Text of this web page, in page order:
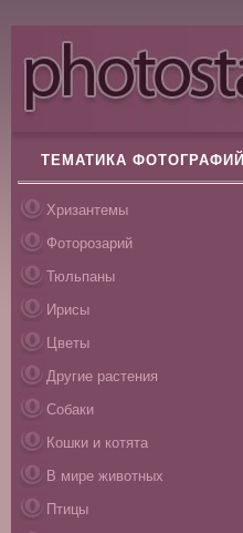
ТЕМАТИКА ФОТОГРАФИЙ
Хризантемы
Фоторозарий
Тюльпаны
Ирисы
Цветы
Другие растения
Собаки
Кошки и котята
В мире животных
Птицы